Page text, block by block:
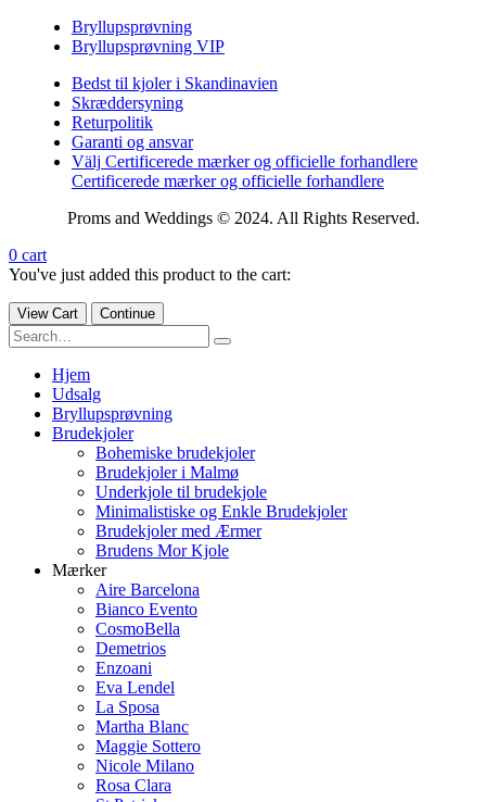
Bryllupsprøvning
Bryllupsprøvning VIP
Bedst til kjoler i Skandinavien
Skræddersyning
Returpolitik
Garanti og ansvar
Välj Certificerede mærker og officielle forhandlere
Certificerede mærker og officielle forhandlere
Proms and Weddings © 2024. All Rights Reserved.
0 cart
You've just added this product to the cart:
View Cart Continue
Hjem
Udsalg
Bryllupsprøvning
Brudekjoler
Bohemiske brudekjoler
Brudekjoler i Malmø
Underkjole til brudekjole
Minimalistiske og Enkle Brudekjoler
Brudekjoler med Ærmer
Brudens Mor Kjole
Mærker
Aire Barcelona
Bianco Evento
CosmoBella
Demetrios
Enzoani
Eva Lendel
La Sposa
Martha Blanc
Maggie Sottero
Nicole Milano
Rosa Clara